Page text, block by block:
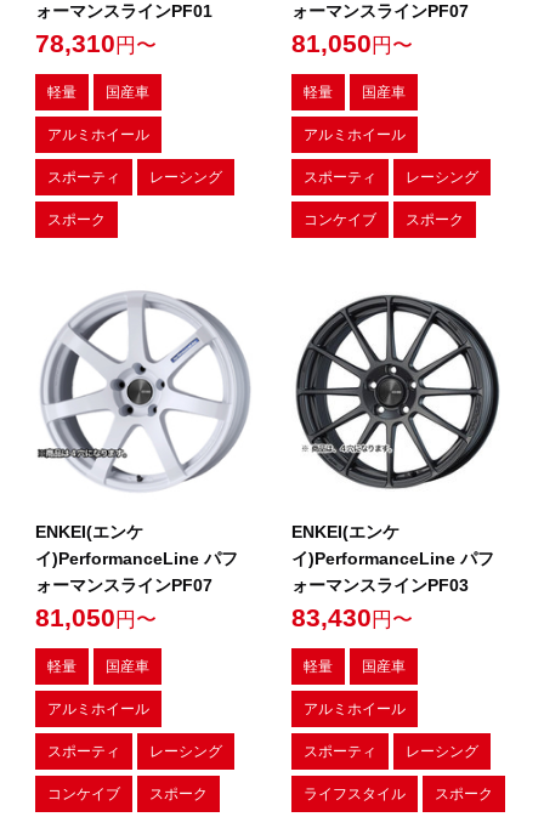
ォーマンスラインPF01
78,310 円〜
軽量 国産車
アルミホイール
スポーティ レーシング
スポーク
ォーマンスラインPF07
81,050 円〜
軽量 国産車
アルミホイール
スポーティ レーシング
コンケイブ スポーク
ENKEI(エンケ
イ)PerformanceLine パフ
ォーマンスラインPF07
81,050 円〜
軽量 国産車
アルミホイール
スポーティ レーシング
コンケイブ スポーク
ENKEI(エンケ
イ)PerformanceLine パフ
ォーマンスラインPF03
83,430 円〜
軽量 国産車
アルミホイール
スポーティ レーシング
ライフスタイル スポーク